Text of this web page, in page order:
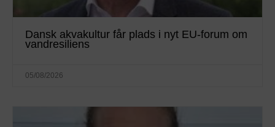
Dansk akvakultur får plads i nyt EU-forum om
vandresiliens
05/08/2026